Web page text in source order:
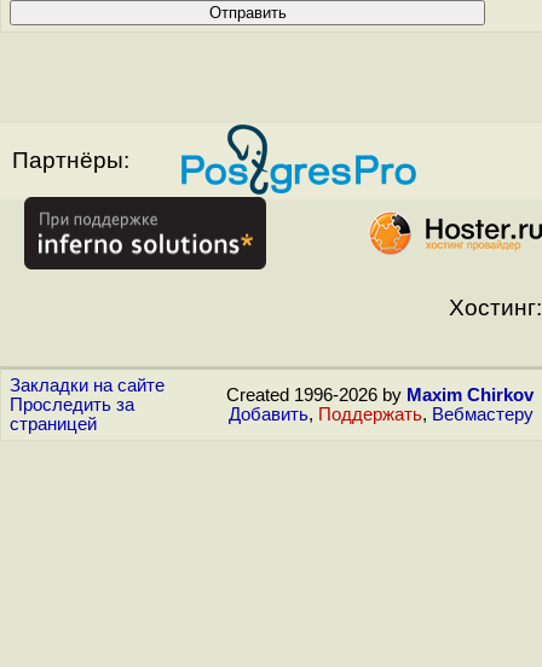
Партнёры:
Хостинг:
Закладки на сайте
Проследить за
страницей
Created 1996-2026 by Maxim Chirkov
Добавить, Поддержать, Вебмастеру